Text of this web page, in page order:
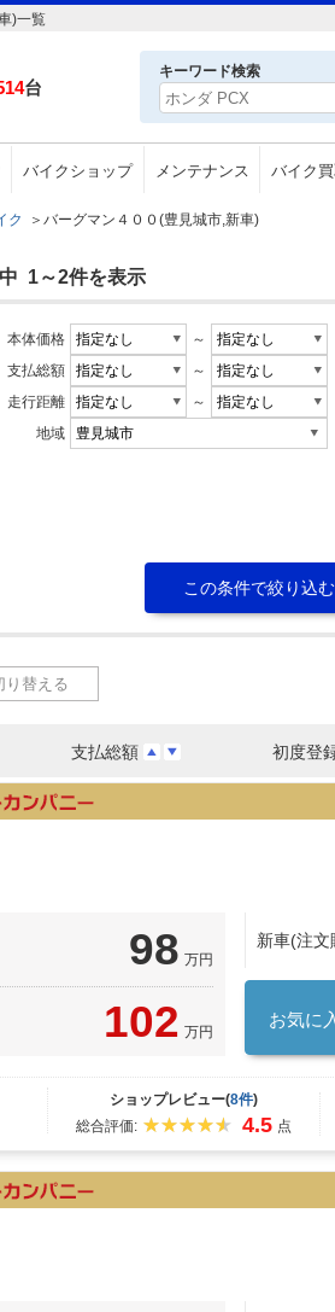
)一覧
台
キーワード検索
バイクショップ メンテナンス バイク買
ク ＞ バーグマン４００(豊見城市,新車)
1～2件を表示
本体価格
～
支払総額
～
走行距離
～
地域
支払総額 初度登
り替える
98 万円
102 万円
新車(注文
お気に
ショップレビュー(8件)
総合評価:
4.5 点